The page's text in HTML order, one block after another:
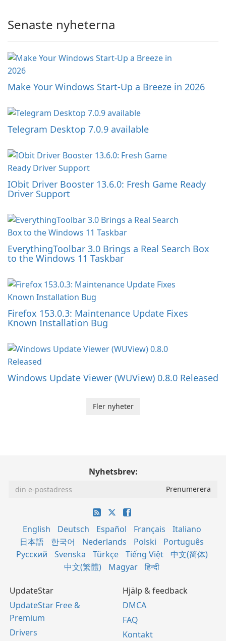
Senaste nyheterna
Make Your Windows Start-Up a Breeze in 2026
Telegram Desktop 7.0.9 available
IObit Driver Booster 13.6.0: Fresh Game Ready
Driver Support
EverythingToolbar 3.0 Brings a Real Search Box
to the Windows 11 Taskbar
Firefox 153.0.3: Maintenance Update Fixes
Known Installation Bug
Windows Update Viewer (WUView) 0.8.0 Released
Fler nyheter
Nyhetsbrev:
English Deutsch Español Français
Italiano
日本語
한국어 Nederlands Polski
Português
Русский
Svenska Türkçe Tiếng Việt
中文(简体)
中文(繁體)
Magyar हिन्दी
UpdateStar
UpdateStar Free &
Premium
Drivers
Hjälp & feedback
DMCA
FAQ
Kontakt